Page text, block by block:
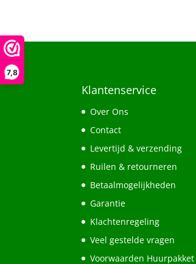
7,8
Klantenservice
Over Ons
Contact
Levertijd & verzending
Ruilen & retourneren
Betaalmogelijkheden
Garantie
Klachtenregeling
Veel gestelde vragen
Voorwaarden Huurpakket